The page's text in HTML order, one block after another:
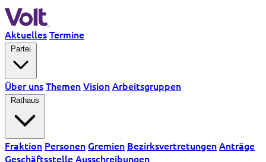
AktuellesTermine
Über unsThemenVisionArbeitsgruppen
Fraktion PersonenGremien BezirksvertretungenAnträge
GeschäftsstelleAusschreibungen